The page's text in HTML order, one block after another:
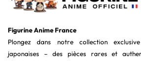
Figurine Anime France
Plongez dans notre collection
japonaises – des pièces rares et